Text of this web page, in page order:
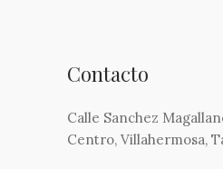
Contacto
Calle Sanchez
Centro, Villahermosa,